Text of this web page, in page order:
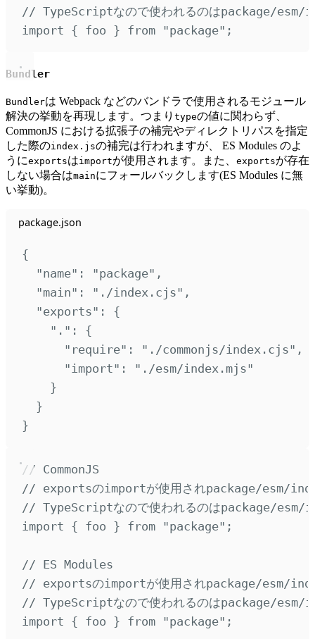
// TypeScriptなので使われるのはpackage/
import { foo } from "package" ;
Bundler
Bundlerは Webpack などのバンドラで使用されるモジュール
解決の挙動を再現します。つまり typeの値に関わらず、
CommonJS における拡張子の補完やディレクトリパスを指定
した際のindex.jsの補完は行われますが、 ES Modules のよ
うにexportsはimportが使用されます。また、 exportsが存在
しない場合はmainにフォールバックします(ES Modules に無
い挙動)。
package.json
{
"name" : "package" ,
"main" : " ./index.cjs" ,
"exports" :
{
" . " :
{
" require" : " ./commonjs/index.cjs" ,
"import" : " ./esm/index.mjs"
}
}
}
// CommonJS
// exportsのimportが使用されpackage/esm/
// TypeScriptなので使われるのはpackage/
import { foo } from "package" ;
// ES Modules
// exportsのimportが使用されpackage/esm/
// TypeScriptなので使われるのはpackage/
import { foo } from "package" ;